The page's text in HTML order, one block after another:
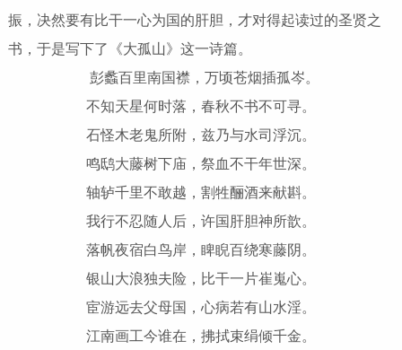
振，决然要有比干一心为国的肝胆，才对得起读过的圣贤之
书，于是写下了《大孤山》这一诗篇。
彭蠡百里南国襟，万顷苍烟插孤岑。
不知天星何时落，春秋不书不可寻。
石怪木老鬼所附，兹乃与水司浮沉。
鸣鸱大藤树下庙，祭血不干年世深。
轴轳千里不敢越，割牲酾酒来献斟。
我行不忍随人后，许国肝胆神所歆。
落帆夜宿白鸟岸，睥睨百绕寒藤阴。
银山大浪独夫险，比干一片崔嵬心。
宦游远去父母国，心病若有山水淫。
江南画工今谁在，拂拭束绢倾千金。